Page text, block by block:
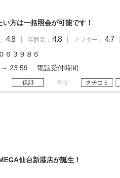
方は一括照会が可能です！
4.8 雰囲気： 4.8 アフター： 4.7
６３９８６
23:59 電話受付時間
保証 整備 クチコミ
仙台新港店が誕生！